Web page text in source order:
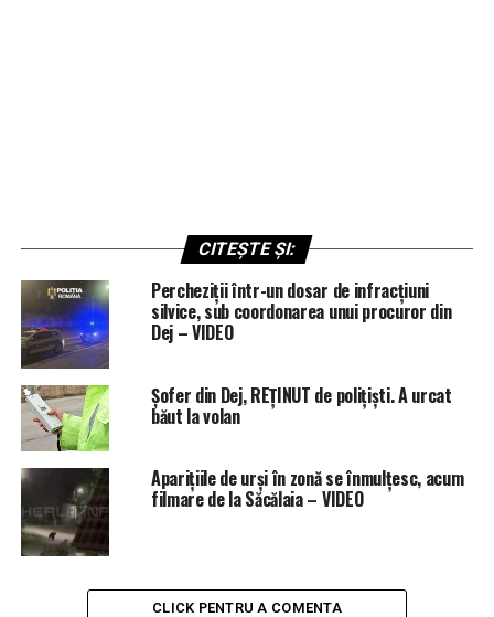
CITEȘTE ȘI:
Percheziții într-un dosar de infracțiuni
silvice, sub coordonarea unui procuror din
Dej – VIDEO
Șofer din Dej, REȚINUT de polițiști. A urcat
băut la volan
Aparițiile de urși în zonă se înmulțesc, acum
filmare de la Săcălaia – VIDEO
CLICK PENTRU A COMENTA